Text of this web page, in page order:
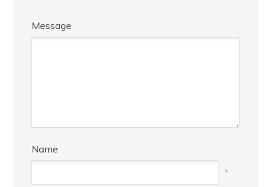
Message
Name
*